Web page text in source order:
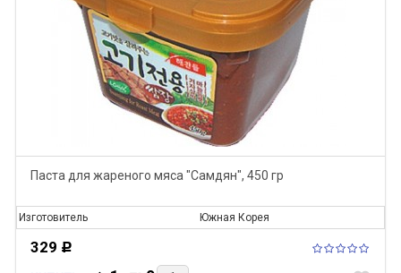
Паста для жареного мяса "Самдян", 450 гр
Изготовитель Южная Корея
329 Р